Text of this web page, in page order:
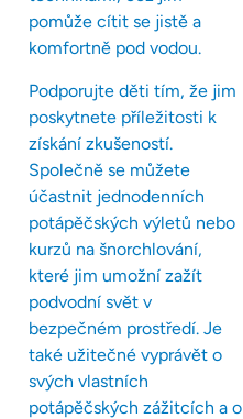
pomůže cítit se jistě a
komfortně pod vodou.
Podporujte děti tím, že jim
poskytnete příležitosti k
získání zkušeností.
Společně se můžete
účastnit jednodenních
potápěčských výletů nebo
kurzů na šnorchlování,
které jim umožní zažít
podvodní svět v
bezpečném prostředí. Je
také užitečné vyprávět o
svých vlastních
potápěčských zážitcích a o